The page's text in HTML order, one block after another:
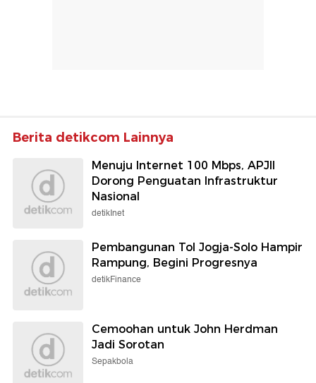
Berita detikcom Lainnya
Menuju Internet 100 Mbps, APJII
Dorong Penguatan Infrastruktur
Nasional
detikInet
Pembangunan Tol Jogja-Solo Hampir
Rampung, Begini Progresnya
detikFinance
Cemoohan untuk John Herdman
Jadi Sorotan
Sepakbola